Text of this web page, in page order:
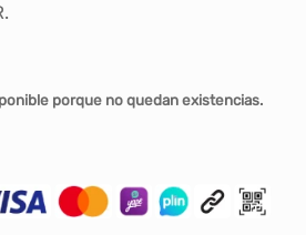
porque no quedan existencias.